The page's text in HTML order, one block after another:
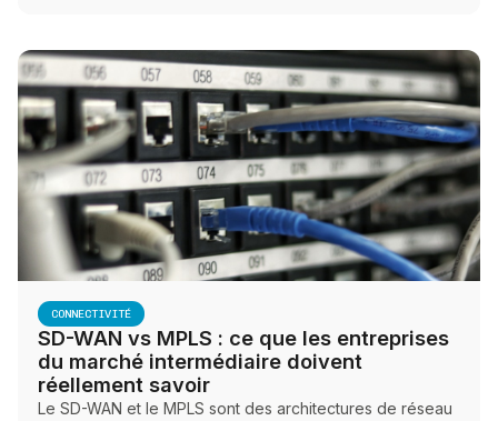
CONNECTIVITÉ
SD-WAN vs MPLS : ce que les entreprises
du marché intermédiaire doivent
réellement savoir
Le SD-WAN et le MPLS sont des architectures de réseau